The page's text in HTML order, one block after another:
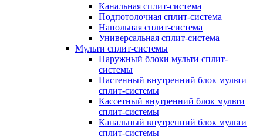
Канальная сплит-система
Подпотолочная сплит-система
Напольная сплит-система
Универсальная сплит-система
Мульти сплит-системы
Наружный блоки мульти сплит-
системы
Настенный внутренний блок мульти
сплит-системы
Кассетный внутренний блок мульти
сплит-системы
Канальный внутренний блок мульти
сплит-системы